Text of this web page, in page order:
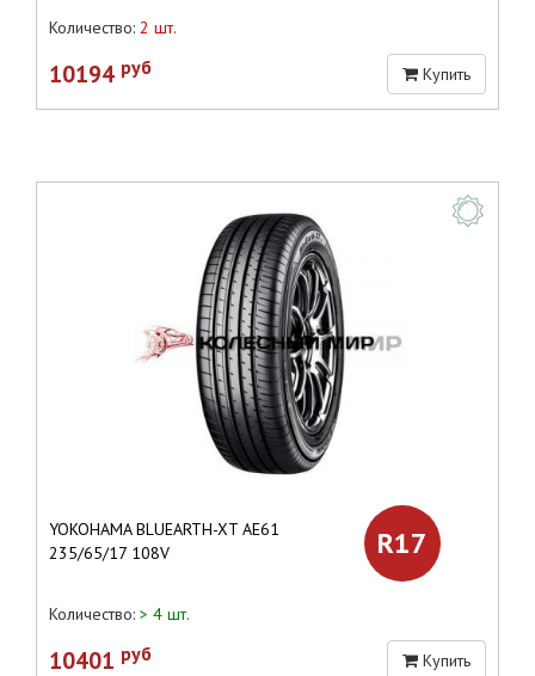
Количество: 2 шт.
10194 руб Купить
YOKOHAMA BLUEARTH-XT AE61
235/65/17 108V
R17
Количество: > 4 шт.
10401 руб Купить